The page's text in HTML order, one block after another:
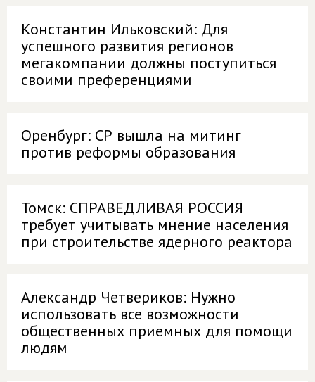
Константин Ильковский: Для
успешного развития регионов
мегакомпании должны поступиться
своими преференциями
Оренбург: СР вышла на митинг
против реформы образования
Томск: СПРАВЕДЛИВАЯ РОССИЯ
требует учитывать мнение населения
при строительстве ядерного реактора
Александр Четвериков: Нужно
использовать все возможности
общественных приемных для помощи
людям